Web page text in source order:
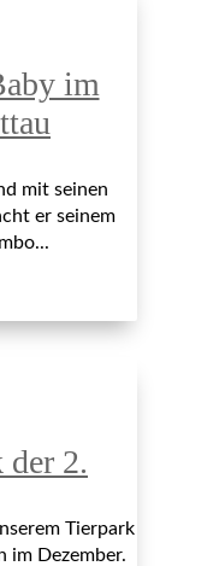
im
mit seinen
er seinem
2.
Tierpark
im Dezember.